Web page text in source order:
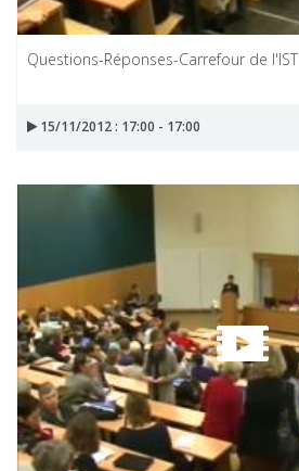
Questions-Réponses-Carrefour de l'IST
15/11/2012 : 17:00 - 17:00